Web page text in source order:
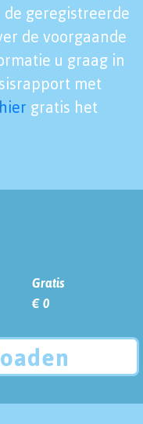
geregistreerde
de voorgaande
u graag in
met
hier gratis het
Gratis
€ 0